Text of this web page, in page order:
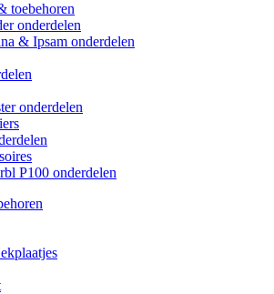
toebehoren
onderdelen
& Ipsam onderdelen
onderdelen
P100 onderdelen